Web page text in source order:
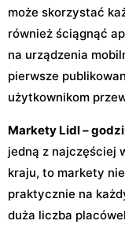
może skorzystać
również ściągnąć
na urządzenia
pierwsze
użytkownikom
Markety Lidl –
jedną z najczęściej
kraju, to markety
praktycznie na
duża liczba